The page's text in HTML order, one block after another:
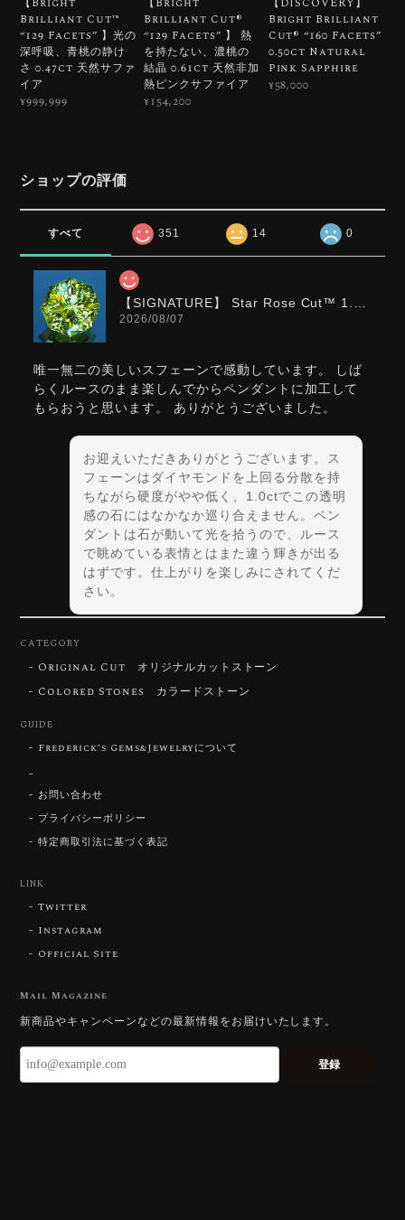
Brilliant Cut™️
“129 Facets” 】光の
深呼吸、青桃の静け
さ 0.47ct 天然サファ
イア
¥999,999
Brilliant Cut®︎
“129 Facets” 】 熱
を持たない、濃桃の
結晶 0.61ct 天然非加
熱ピンクサファイア
¥154,200
Bright Brilliant
Cut®︎ “160 Facets”
0.50ct Natural
Pink Sapphire
¥58,000
ショップの評価
すべて 351 14 0
2026/08/07
唯一無二の美しいスフェーンで感動しています。 しば
らくルースのまま楽しんでからペンダントに加工して
もらおうと思います。 ありがとうございました。
お迎えいただきありがとうございます。ス
フェーンはダイヤモンドを上回る分散を持
ちながら硬度がやや低く、1.0ctでこの透明
感の石にはなかなか巡り合えません。ペン
ダントは石が動いて光を拾うので、ルース
で眺めている表情とはまた違う輝きが出る
はずです。仕上がりを楽しみにされてくだ
さい。
2026/07/30
いです。 ウルウルとギラギラを一度に見ることができ
る不思議なカットだと感じました。強い煌めきだけで
CATEGORY
Original Cut オリジナルカットストーン
Colored Stones カラードストーン
GUIDE
Frederick’s Gems&Jewelryについて
お問い合わせ
プライバシーポリシー
特定商取引法に基づく表記
LINK
Twitter
Instagram
Official Site
Mail Magazine
新商品やキャンペーンなどの最新情報をお届けいたします。
登録